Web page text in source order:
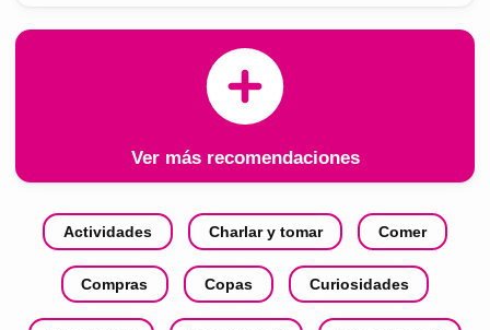
Ver más recomendaciones
Actividades Charlar y tomar Comer
Compras Copas Curiosidades